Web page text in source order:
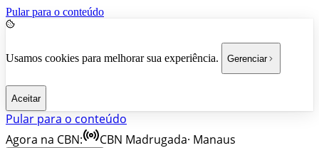
Pular para o conteúdo
Usamos cookies para melhorar sua experiência. Gerenciar
Aceitar
Pular para o conteúdo
Agora na CBN:
CBN Madrugada· Manaus